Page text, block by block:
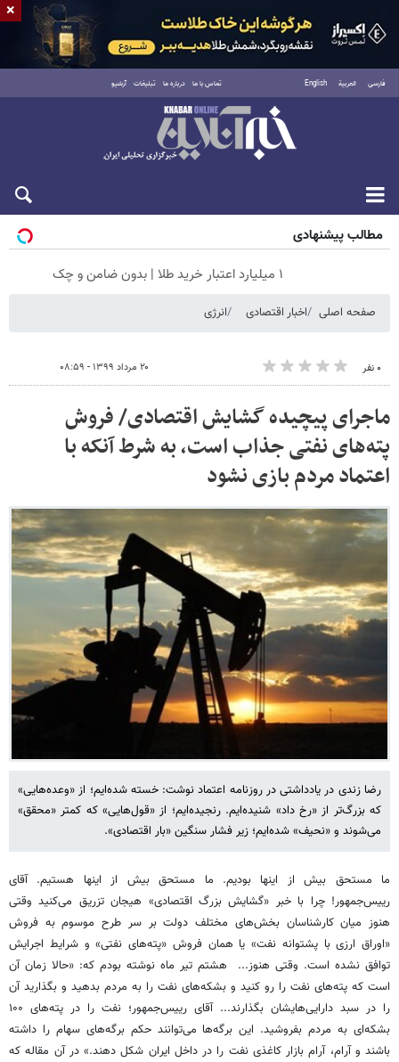
فارسی العربية English تماس با ما درباره ما تبلیغات آرشیو
جمعه ۱۶ مرداد ۱۴۰۵
مطالب پیشنهادی
۱ میلیارد اعتبار خرید طلا | بدون ضامن و چک
صفحه اصلی اخبار اقتصادی انرژی
۰ نفر ۲۰ مرداد ۱۳۹۹ - ۰۸:۵۹
ماجرای پیچیده گشایش اقتصادی/ فروش
پته‌های نفتی جذاب است، به شرط آنکه با
اعتماد مردم بازی نشود
رضا زندی در یادداشتی در روزنامه اعتماد نوشت: خسته شده‌ایم؛ از «وعده‌هایی»
که بزرگ‌تر از «رخ داد» شنیده‌ایم. رنجیده‌ایم؛ از «قول‌هایی» که کمتر «محقق»
می‌شوند و «نحیف» شده‌ایم؛ زیر فشار سنگین «بار اقتصادی».
ما مستحق بیش از اینها بودیم. ما مستحق بیش از اینها هستیم. آقای
رییس‌جمهور! چرا با خبر «گشایش بزرگ اقتصادی» هیجان تزریق می‌کنید وقتی
هنوز میان کارشناسان بخش‌های مختلف دولت بر سر طرح موسوم به فروش
«اوراق ارزی با پشتوانه نفت» یا همان فروش «پته‌های نفتی» و شرایط اجرایش
توافق نشده است. وقتی هنوز... هشتم تیر ماه نوشته بودم که: «حالا زمان آن
است که پته‌های نفت را رو کنید و بشکه‌های نفت را به مردم بدهید و بگذارید آن
را در سبد دارایی‌هایشان بگذارند... آقای رییس‌جمهور؛ نفت را در پته‌های ۱۰۰
بشکه‌ای به مردم بفروشید. این برگه‌ها می‌توانند حکم برگه‌های سهام را داشته
باشند و آرام، آرام بازار کاغذی نفت را در داخل ایران شکل دهند.» در آن مقاله که
×